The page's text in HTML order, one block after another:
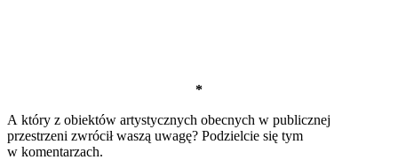
*
A który z obiektów artystycznych obecnych w publicznej
przestrzeni zwrócił waszą uwagę? Podzielcie się tym
w komentarzach.